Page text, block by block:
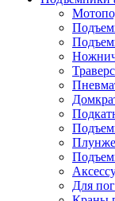
Для